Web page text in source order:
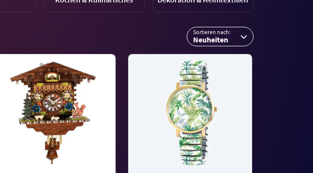
Sortieren nach:
Neuheiten